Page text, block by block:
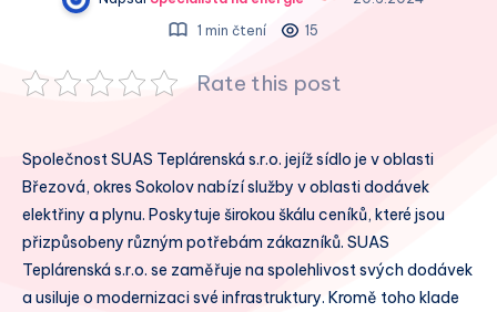
1 min čtení
15
Rate this post
Společnost SUAS Teplárenská s.r.o. jejíž sídlo je v oblasti
Březová, okres Sokolov nabízí služby v oblasti dodávek
elektřiny a plynu. Poskytuje širokou škálu ceníků, které jsou
přizpůsobeny různým potřebám zákazníků. SUAS
Teplárenská s.r.o. se zaměřuje na spolehlivost svých dodávek
a usiluje o modernizaci své infrastruktury. Kromě toho klade